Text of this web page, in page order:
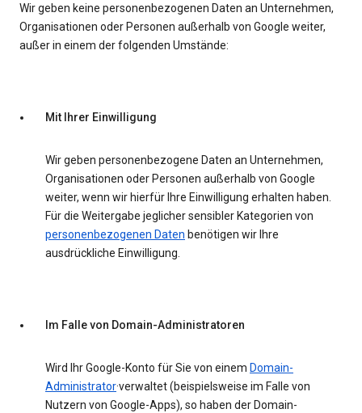
Wir geben keine personenbezogenen Daten an Unternehmen,
Organisationen oder Personen außerhalb von Google weiter,
außer in einem der folgenden Umstände:
Mit Ihrer Einwilligung
Wir geben personenbezogene Daten an Unternehmen,
Organisationen oder Personen außerhalb von Google
weiter, wenn wir hierfür Ihre Einwilligung erhalten haben.
Für die Weitergabe jeglicher sensibler Kategorien von
personenbezogenen Daten benötigen wir Ihre
ausdrückliche Einwilligung.
Im Falle von Domain-Administratoren
Wird Ihr Google-Konto für Sie von einem Domain-
Administrator·verwaltet (beispielsweise im Falle von
Nutzern von Google-Apps), so haben der Domain-